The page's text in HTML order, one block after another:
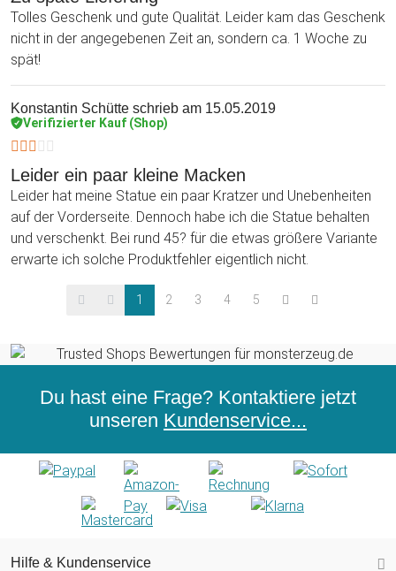
Tolles Geschenk und gute Qualität. Leider kam das Geschenk
nicht in der angegebenen Zeit an, sondern ca. 1 Woche zu
spät!
Konstantin Schütte schrieb am 15.05.2019
Verifizierter Kauf (Shop)
Leider ein paar kleine Macken
Leider hat meine Statue ein paar Kratzer und Unebenheiten
auf der Vorderseite. Dennoch habe ich die Statue behalten
und verschenkt. Bei rund 45? für die etwas größere Variante
erwarte ich solche Produktfehler eigentlich nicht.
1 2 3 4 5
Du hast eine Frage? Kontaktiere jetzt
unseren Kundenservice...
Hilfe & Kundenservice